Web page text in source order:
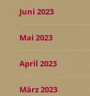
Juni 2023
Mai 2023
April 2023
März 2023